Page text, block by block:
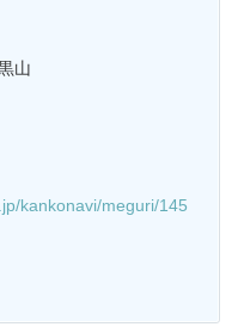
山
kankonavi/meguri/145